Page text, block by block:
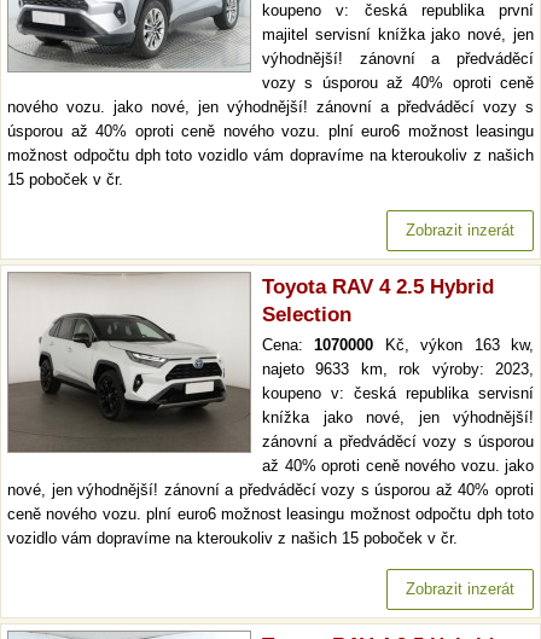
koupeno v: česká republika první
majitel servisní knížka jako nové, jen
výhodnější! zánovní a předváděcí
vozy s úsporou až 40% oproti ceně
nového vozu. jako nové, jen výhodnější! zánovní a předváděcí vozy s
úsporou až 40% oproti ceně nového vozu. plní euro6 možnost leasingu
možnost odpočtu dph toto vozidlo vám dopravíme na kteroukoliv z našich
15 poboček v čr.
Zobrazit inzerát
Toyota RAV 4 2.5 Hybrid
Selection
Cena:1070000 Kč, výkon 163 kw,
najeto 9633 km, rok výroby: 2023,
koupeno v: česká republika servisní
knížka jako nové, jen výhodnější!
zánovní a předváděcí vozy s úsporou
až 40% oproti ceně nového vozu. jako
nové, jen výhodnější! zánovní a předváděcí vozy s úsporou až 40% oproti
ceně nového vozu. plní euro6 možnost leasingu možnost odpočtu dph toto
vozidlo vám dopravíme na kteroukoliv z našich 15 poboček v čr.
Zobrazit inzerát